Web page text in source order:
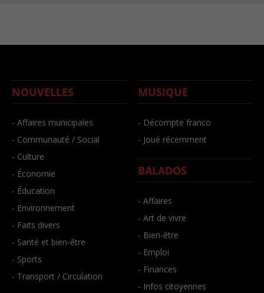
NOUVELLES
- Affaires municipales
- Communauté / Social
- Culture
- Économie
- Éducation
- Environnement
- Faits divers
- Santé et bien-être
- Sports
- Transport / Circulation
MUSIQUE
- Décompte franco
- Joué récemment
BALADOS
- Affaires
- Art de vivre
- Bien-être
- Emploi
- Finances
- Infos citoyennes